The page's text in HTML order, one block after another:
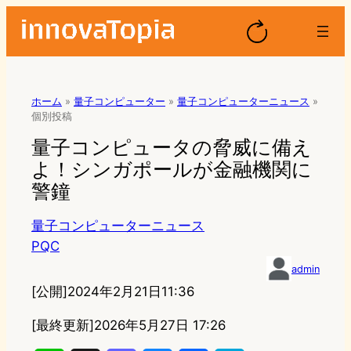
ホーム » 量子コンピューター » 量子コンピューターニュース »
個別投稿
量子コンピュータの脅威に備え
よ！シンガポールが金融機関に
警鐘
量子コンピューターニュース
PQC
admin
[公開]2024年2月21日11:36
[最終更新]2026年5月27日 17:26